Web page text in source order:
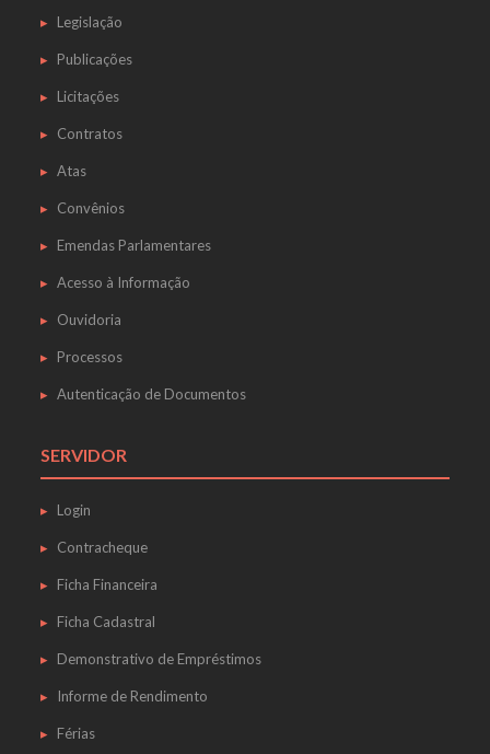
Legislação
Publicações
Licitações
Contratos
Atas
Convênios
Emendas Parlamentares
Acesso à Informação
Ouvidoria
Processos
Autenticação de Documentos
SERVIDOR
Login
Contracheque
Ficha Financeira
Ficha Cadastral
Demonstrativo de Empréstimos
Informe de Rendimento
Férias